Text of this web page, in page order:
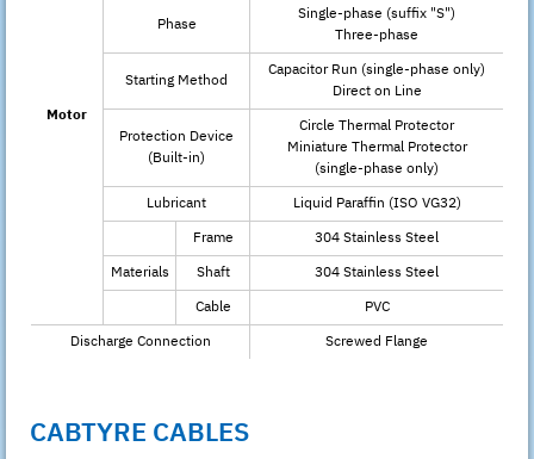
Motor
Phase
Single-phase (suffix "S")
Three-phase
Starting Method
Capacitor Run (single-phase only)
Direct on Line
Protection Device
(Built-in)
Circle Thermal Protector
Miniature Thermal Protector
(single-phase only)
Lubricant
Liquid Paraffin (ISO VG32)
Frame
304 Stainless Steel
Materials
Shaft
304 Stainless Steel
Cable
PVC
Discharge Connection
Screwed Flange
CABTYRE CABLES